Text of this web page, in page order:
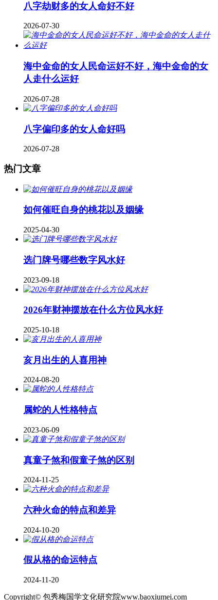
八字劫财多的女人命好不好
2026-07-30
海中金命的女人民命运好不好，海中金命的女
人走什么运好
2026-07-28
八字偏印多的女人命好吗
2026-07-28
热门文章
如何催旺自身的桃花以及姻缘
2025-04-30
​选门牌号哪些数字风水好
2023-09-18
2026年财神摆放在什么方位风水好
2025-10-18
亥月出生的人喜用神
2024-08-20
属蛇的人性格特点
2023-06-09
真童子煞和假童子煞的区别
2024-11-25
六种火命的特点和差异
2024-10-20
假从格的命运特点
2024-11-20
Copyright© 包秀梅国学文化研究院www.baoxiumei.com